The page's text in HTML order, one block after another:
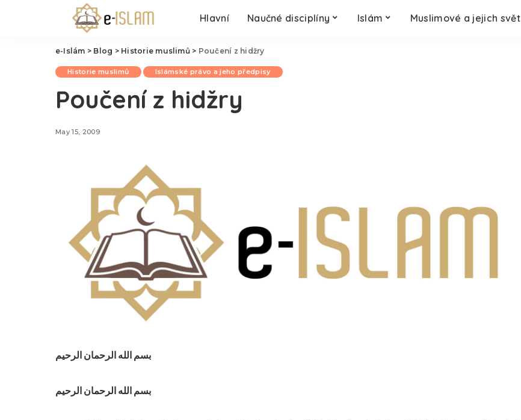
Hlavní Naučné disciplíny Islám Muslimové a jejich svět
e-Islám > Blog > Historie muslimů> Poučení z hidžry
Historie muslimů Islámské právo a jeho předpisy
Poučení z hidžry
May 15, 2009
بسم الله الرحمان الرحيم
بسم الله الرحمان الرحيم